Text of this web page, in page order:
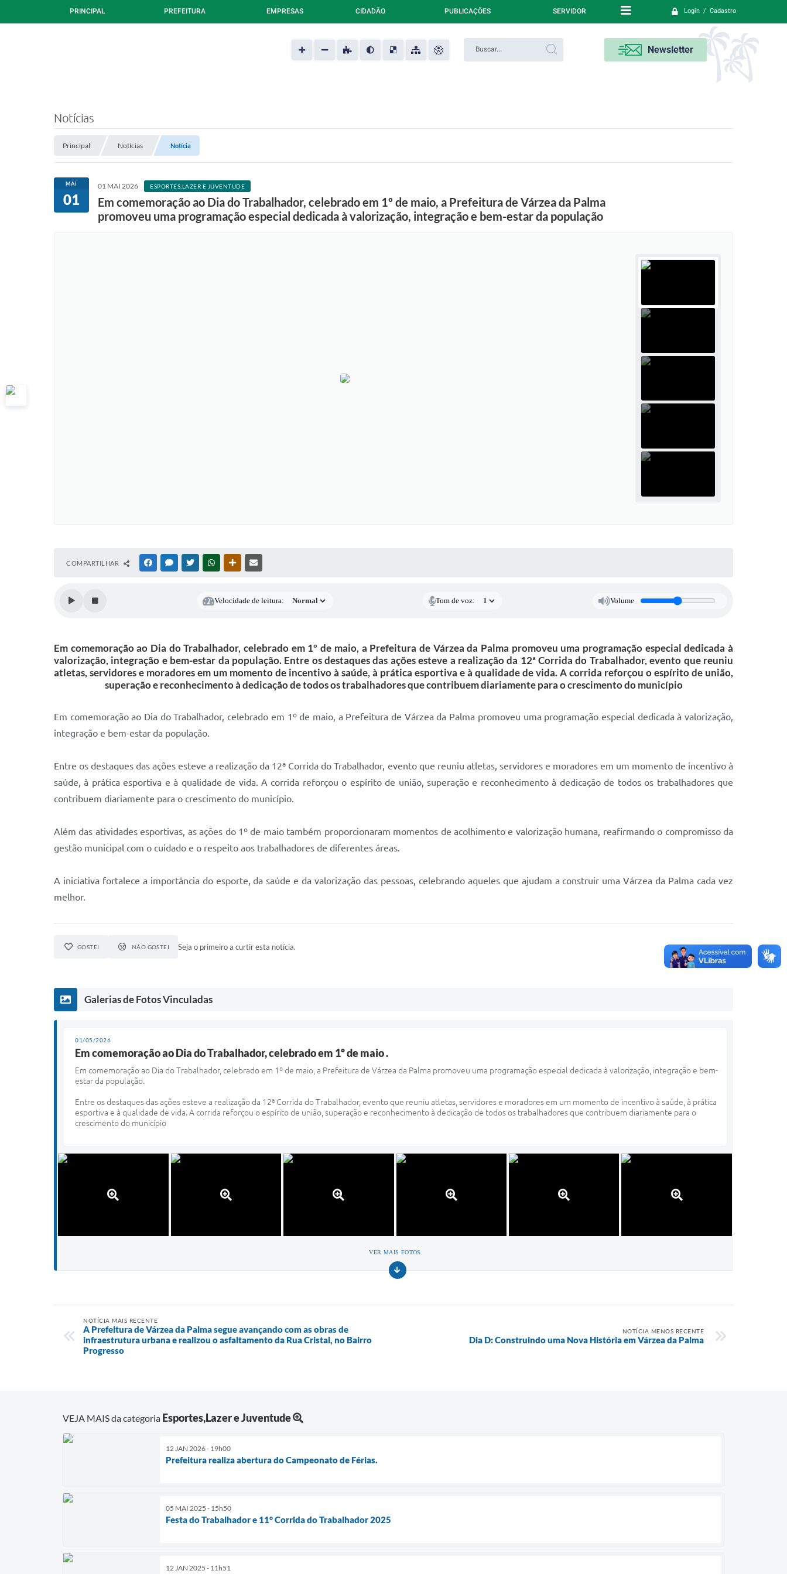
Login / Cadastro
PRINCIPAL PREFEITURA EMPRESAS CIDADÃO PUBLICAÇÕES SERVIDOR
Newsletter
Notícias
Principal Notícias Notícia
MAI
01
01 MAI 2026 ESPORTES,LAZER E JUVENTUDE
Em comemoração ao Dia do Trabalhador, celebrado em 1º de maio, a Prefeitura de Várzea da Palma
promoveu uma programação especial dedicada à valorização, integração e bem-estar da população
COMPARTILHAR FACEBOOKMESSENGER
TWITTERWHATSAPPOUTRAS MÍDIAS
Velocidade de leitura: Tom de voz: Volume
Em comemoração ao Dia do Trabalhador, celebrado em 1º de maio, a Prefeitura de Várzea da Palma promoveu uma programação especial dedicada à
valorização, integração e bem-estar da população. Entre os destaques das ações esteve a realização da 12ª Corrida do Trabalhador, evento que reuniu
atletas, servidores e moradores em um momento de incentivo à saúde, à prática esportiva e à qualidade de vida. A corrida reforçou o espírito de união,
superação e reconhecimento à dedicação de todos os trabalhadores que contribuem diariamente para o crescimento do município
Em comemoração ao Dia do Trabalhador, celebrado em 1º de maio, a Prefeitura de Várzea da Palma promoveu uma programação especial dedicada à valorização,
integração e bem-estar da população.
Entre os destaques das ações esteve a realização da 12ª Corrida do Trabalhador, evento que reuniu atletas, servidores e moradores em um momento de incentivo à
saúde, à prática esportiva e à qualidade de vida. A corrida reforçou o espírito de união, superação e reconhecimento à dedicação de todos os trabalhadores que
contribuem diariamente para o crescimento do município.
Além das atividades esportivas, as ações do 1º de maio também proporcionaram momentos de acolhimento e valorização humana, reafirmando o compromisso da
gestão municipal com o cuidado e o respeito aos trabalhadores de diferentes áreas.
A iniciativa fortalece a importância do esporte, da saúde e da valorização das pessoas, celebrando aqueles que ajudam a construir uma Várzea da Palma cada vez
melhor.
GOSTEI NÃO GOSTEI Seja o primeiro a curtir esta notícia.
Galerias de Fotos Vinculadas
01/05/2026
Em comemoração ao Dia do Trabalhador, celebrado em 1º de maio .
Em comemoração ao Dia do Trabalhador, celebrado em 1º de maio, a Prefeitura de Várzea da Palma promoveu uma programação especial dedicada à valorização, integração e bem-
estar da população.
Entre os destaques das ações esteve a realização da 12ª Corrida do Trabalhador, evento que reuniu atletas, servidores e moradores em um momento de incentivo à saúde, à prática
esportiva e à qualidade de vida. A corrida reforçou o espírito de união, superação e reconhecimento à dedicação de todos os trabalhadores que contribuem diariamente para o
crescimento do município
VER MAIS FOTOS
NOTÍCIA MAIS RECENTE
A Prefeitura de Várzea da Palma segue avançando com as obras de
infraestrutura urbana e realizou o asfaltamento da Rua Cristal, no Bairro
Progresso
NOTÍCIA MENOS RECENTE
Dia D: Construindo uma Nova História em Várzea da Palma
VEJA MAIS da categoria Esportes,Lazer e Juventude
12 JAN 2026 - 19h00
Prefeitura realiza abertura do Campeonato de Férias.
05 MAI 2025 - 15h50
Festa do Trabalhador e 11° Corrida do Trabalhador 2025
12 JAN 2025 - 11h51